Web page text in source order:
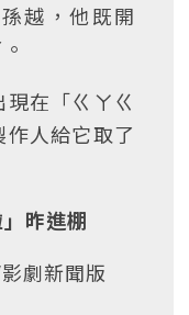
越，他既開
在「ㄍㄚㄍ
人給它取了
昨進棚
劇新聞版